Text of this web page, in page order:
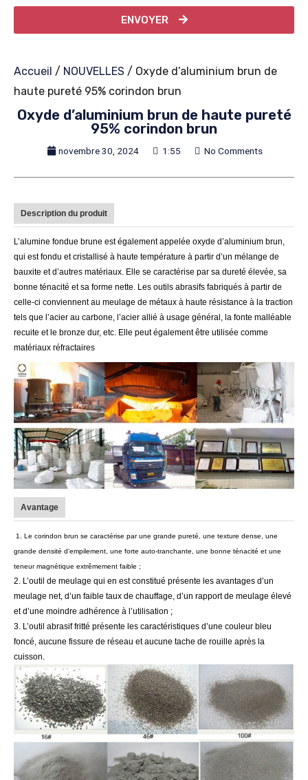
ENVOYER
Accueil / NOUVELLES / Oxyde d’aluminium brun de
haute pureté 95% corindon brun
Oxyde d’aluminium brun de haute pureté
95% corindon brun
novembre 30, 2024 1:55 No Comments
Description du produit
L’alumine fondue brune est également appelée oxyde d’aluminium brun,
qui est fondu et cristallisé à haute température à partir d’un mélange de
bauxite et d’autres matériaux. Elle se caractérise par sa dureté élevée, sa
bonne ténacité et sa forme nette. Les outils abrasifs fabriqués à partir de
celle-ci conviennent au meulage de métaux à haute résistance à la traction
tels que l’acier au carbone, l’acier allié à usage général, la fonte malléable
recuite et le bronze dur, etc. Elle peut également être utilisée comme
matériaux réfractaires
Avantage
1. Le corindon brun se caractérise par une grande pureté, une texture dense, une
grande densité d’empilement, une forte auto-tranchante, une bonne ténacité et une
teneur magnétique extrêmement faible ;
2. L’outil de meulage qui en est constitué présente les avantages d’un
meulage net, d’un faible taux de chauffage, d’un rapport de meulage élevé
et d’une moindre adhérence à l’utilisation ;
3. L’outil abrasif fritté présente les caractéristiques d’une couleur bleu
foncé, aucune fissure de réseau et aucune tache de rouille après la
cuisson.